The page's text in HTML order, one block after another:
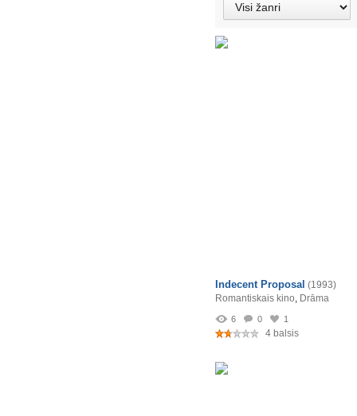
Indecent Proposal (1993)
Romantiskais kino, Drāma
6 0 1
4 balsis